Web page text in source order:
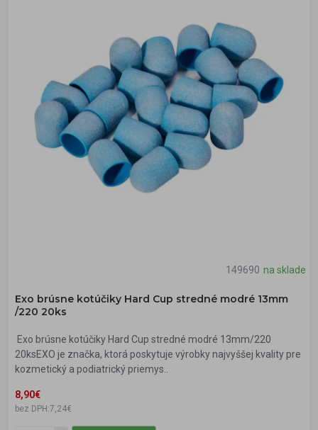
149690 na sklade
Exo brúsne kotúčiky Hard Cup stredné modré 13mm
/220 20ks
Exo brúsne kotúčiky Hard Cup stredné modré 13mm/220
20ksEXO je značka, ktorá poskytuje výrobky najvyššej kvality pre
kozmetický a podiatrický priemys..
8,90€
bez DPH:7,24€